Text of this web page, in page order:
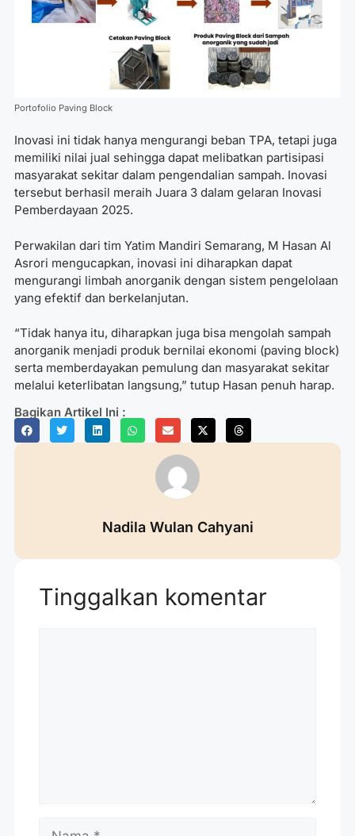
Portofolio Paving Block
Inovasi ini tidak hanya mengurangi beban TPA, tetapi juga
memiliki nilai jual sehingga dapat melibatkan partisipasi
masyarakat sekitar dalam pengendalian sampah. Inovasi
tersebut berhasil meraih Juara 3 dalam gelaran Inovasi
Pemberdayaan 2025.
Perwakilan dari tim Yatim Mandiri Semarang, M Hasan Al
Asrori mengucapkan, inovasi ini diharapkan dapat
mengurangi limbah anorganik dengan sistem pengelolaan
yang efektif dan berkelanjutan.
“Tidak hanya itu, diharapkan juga bisa mengolah sampah
anorganik menjadi produk bernilai ekonomi (paving block)
serta memberdayakan pemulung dan masyarakat sekitar
melalui keterlibatan langsung,” tutup Hasan penuh harap.
Bagikan Artikel Ini :
Nadila Wulan Cahyani
Tinggalkan komentar